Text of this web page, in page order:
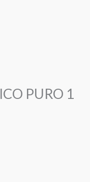
PURO 1